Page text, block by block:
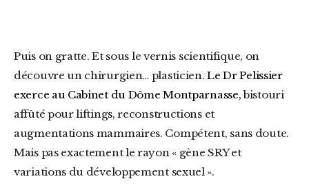
Puis on gratte. Et sous le vernis scientifique, on
découvre un chirurgien… plasticien.Le Dr Pelissier
exerce au Cabinet du Dôme Montparnasse,bistouri
affûté pour liftings, reconstructions et
augmentations mammaires. Compétent, sans doute.
Mais pas exactement le rayon « gène SRY et
variations du développement sexuel ».